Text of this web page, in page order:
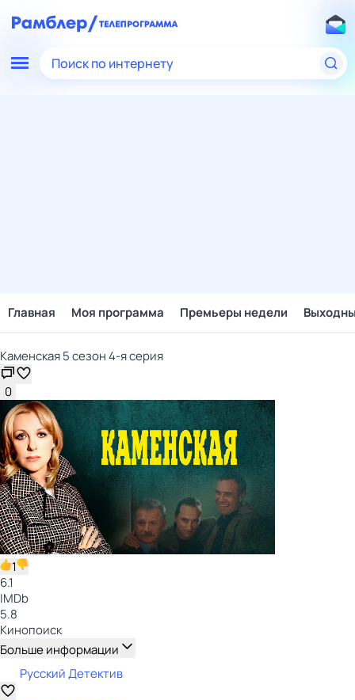
Поиск по интернету
Главная Моя программа Премьеры недели
Каменская 5 сезон 4-я серия
0
1
6.1
IMDb
5.8
Кинопоиск
Больше информации
Русский Детектив